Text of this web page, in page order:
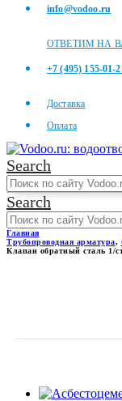
info@vodoo.ru
ОТВЕТИМ НА
+7 (495) 155-01-
Доставка
Оплата
Search
Search
Главная
Трубопроводная арматура,
Клапан обратный сталь 1/